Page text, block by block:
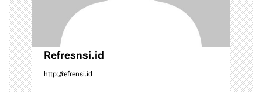
o
n
Refresnsi.id
http://refrensi.id